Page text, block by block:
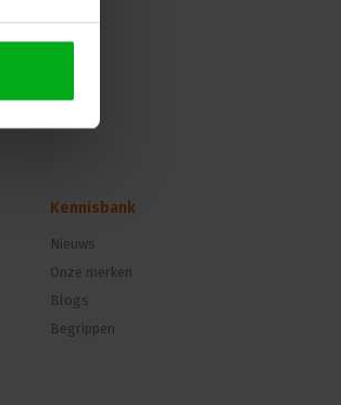
Kennisbank
Nieuws
Onze merken
Blogs
Begrippen